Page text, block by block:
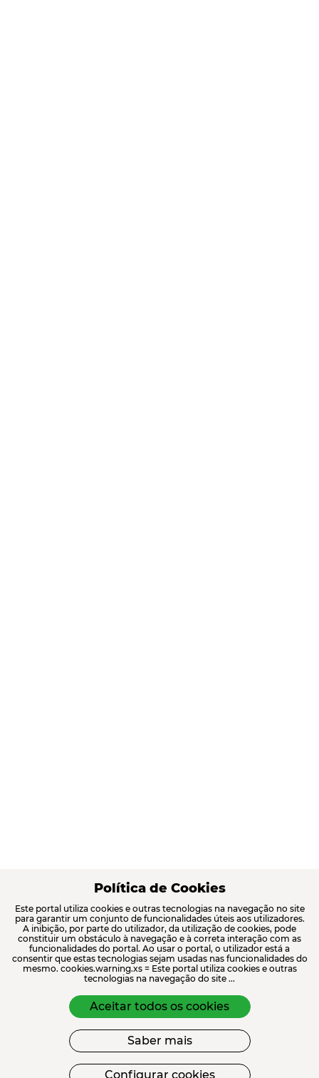
Política de Cookies
Este portal utiliza cookies e outras tecnologias na navegação no site
para garantir um conjunto de funcionalidades úteis aos utilizadores.
A inibição, por parte do utilizador, da utilização de cookies, pode
constituir um obstáculo à navegação e à correta interação com as
funcionalidades do portal. Ao usar o portal, o utilizador está a
consentir que estas tecnologias sejam usadas nas funcionalidades do
mesmo. cookies.warning.xs = Este portal utiliza cookies e outras
tecnologias na navegação do site ...
Aceitar todos os cookies
Saber mais
Configurar cookies